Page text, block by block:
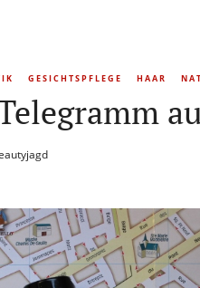
GESICHTSPFLEGE HAAR